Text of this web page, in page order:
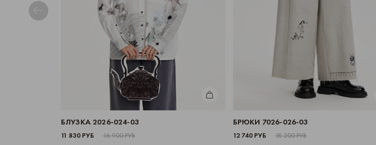
КУПИТЬ
БЛУЗКА 2026-024-03
11 830 РУБ 16 900 РУБ
БРЮКИ 7026-026-03
12 740 РУБ 18 200 РУБ